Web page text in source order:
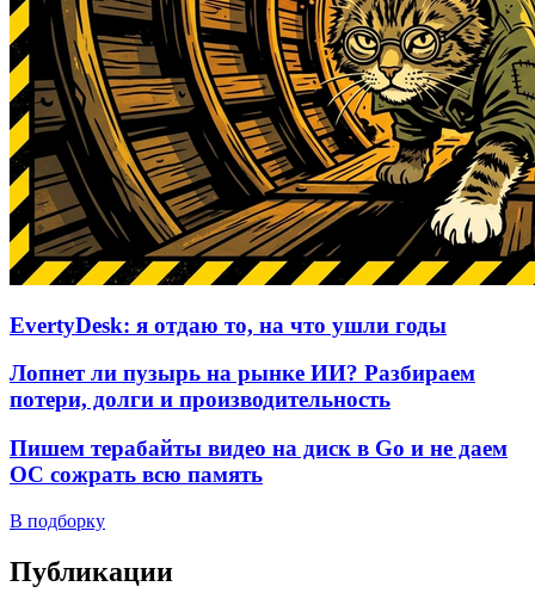
EvertyDesk: я отдаю то, на что ушли годы
Лопнет ли пузырь на рынке ИИ? Разбираем
потери, долги и производительность
Пишем терабайты видео на диск в Go и не даем
ОС сожрать всю память
В подборку
Публикации